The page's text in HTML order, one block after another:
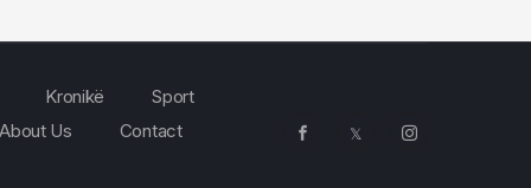
Kronikë
Sport
About Us
Contact